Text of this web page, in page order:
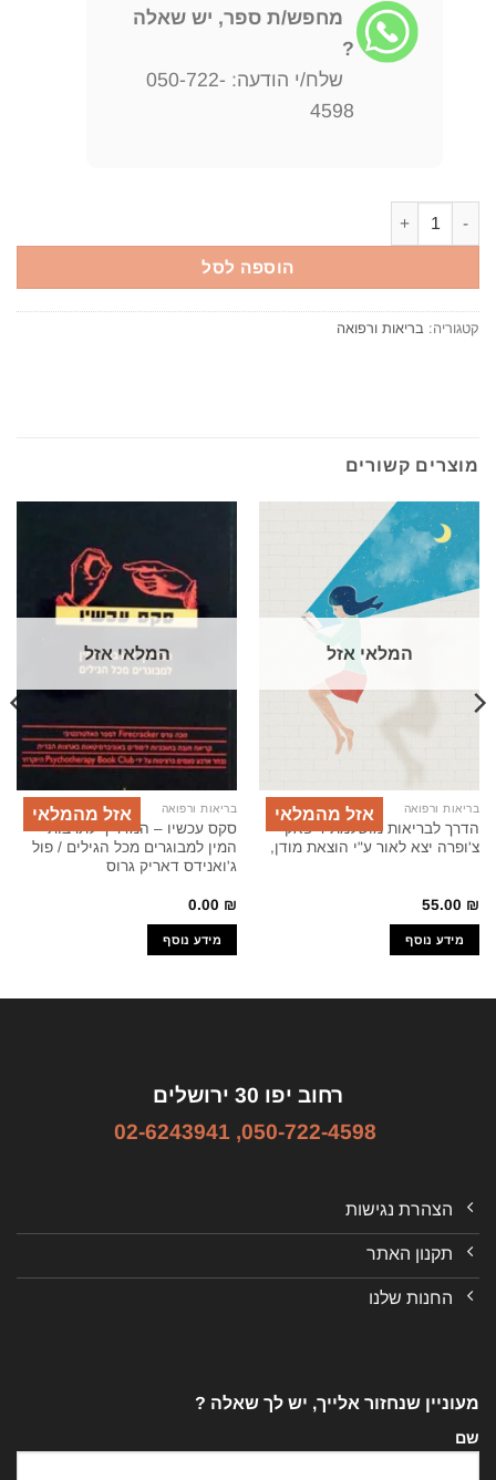
מחפש/ת ספר, יש שאלה
?
שלח/י הודעה: 050-722-
4598
הוספה לסל
קטגוריה: בריאות ורפואה
מוצרים קשורים
המלאי אזל
אזל מהמלאי בריאות ורפואה
הדרך לבריאות מושלמת דיפאק
צ'ופרה יצא לאור ע"י הוצאת מודן,
55.00 ₪
מידע נוסף
המלאי אזל
אזל מהמלאי בריאות ורפואה
סקס עכשיו – המדריך לתרבות
המין למבוגרים מכל הגילים / פול
ג'ואנידס דאריק גרוס
0.00 ₪
מידע נוסף
רחוב יפו 30 ירושלים
050-722-4598
,
02-6243941
הצהרת נגישות
תקנון האתר
החנות שלנו
מעוניין שנחזור אלייך, יש לך שאלה ?
שם